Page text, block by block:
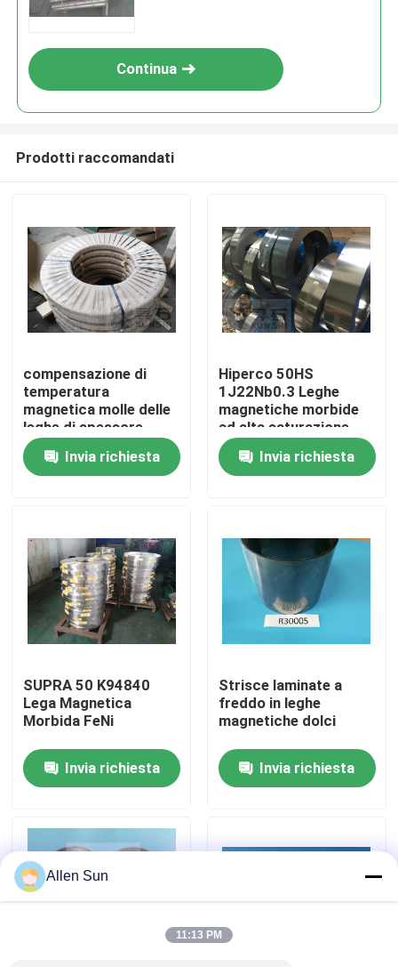
Casa.
Video
Su di noi
Visita alla fabbrica
Contattaci
Notizie
Casi
Continua
Prodotti raccomandati
compensazione di
temperatura
magnetica molle delle
leghe di spessore
1J38 di 2.0mm
Invia richiesta
Hiperco 50HS
1J22Nb0.3 Leghe
magnetiche morbide
ad alta saturazione
magnetica
Invia richiesta
SUPRA 50 K94840
Lega Magnetica
Morbida FeNi
Invia richiesta
Strisce laminate a
freddo in leghe
magnetiche dolci
Invia richiesta
Allen Sun
11:13 PM